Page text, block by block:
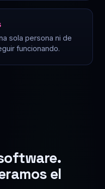
sola persona ni de
funcionando.
el